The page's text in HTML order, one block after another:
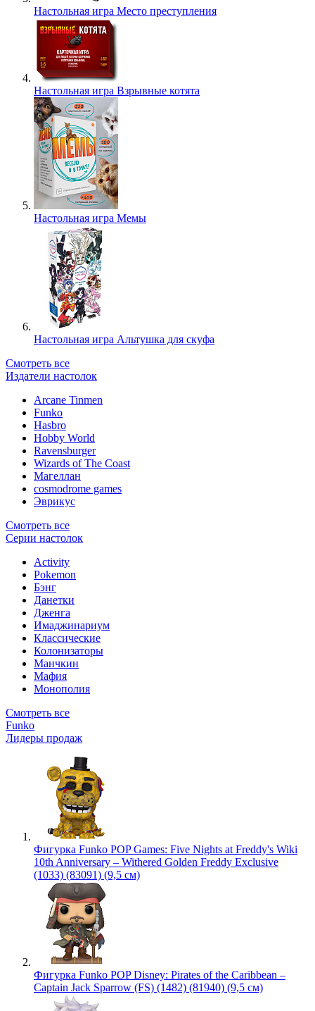
Настольная игра Место преступления
Настольная игра Взрывные котята
Настольная игра Мемы
Настольная игра Альтушка для скуфа
Смотреть все
Издатели настолок
Arcane Tinmen
Funko
Hasbro
Hobby World
Ravensburger
Wizards of The Coast
Магеллан
сosmodrome games
Эврикус
Смотреть все
Серии настолок
Activity
Pokemon
Бэнг
Данетки
Дженга
Имаджинариум
Классические
Колонизаторы
Манчкин
Мафия
Монополия
Смотреть все
Funko
Лидеры продаж
Фигурка Funko POP Games: Five Nights at Freddy's Wiki
10th Anniversary – Withered Golden Freddy Exclusive
(1033) (83091) (9,5 см)
Фигурка Funko POP Disney: Pirates of the Caribbean –
Captain Jack Sparrow (FS) (1482) (81940) (9,5 см)